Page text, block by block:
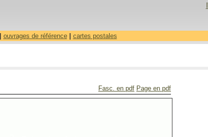
ouvrages de référence| cartes postales
Fasc. en pdf Page en pdf